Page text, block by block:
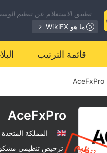
تطبيق الاستعلام عن تنظيم
ما هو WikiFX
قائمة الترتيب
AceFxPro
AceFxPro
المملكة المتحدة
ترخيص تنظيمي